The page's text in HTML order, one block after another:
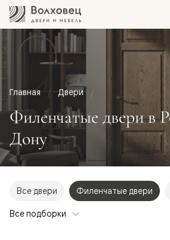
Главная Двери
Филенчатые двери в
Дону
Все двери Филенчатые двери
Все подборки